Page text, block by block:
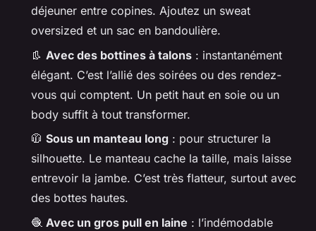
déjeuner entre copines. Ajoutez un sweat
oversized et un sac en bandoulière.
👢 Avec des bottines à talons : instantanément
élégant. C’est l’allié des soirées ou des rendez-
vous qui comptent. Un petit haut en soie ou un
body suffit à tout transformer.
🧥 Sous un manteau long : pour structurer la
silhouette. Le manteau cache la taille, mais laisse
entrevoir la jambe. C’est très flatteur, surtout avec
des bottes hautes.
🧶 Avec un gros pull en laine : l’indémodable